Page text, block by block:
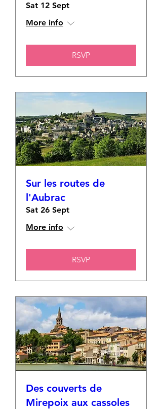
Sat 12 Sept
More info
RSVP
Sur les routes de
l'Aubrac
Sat 26 Sept
More info
RSVP
Des couverts de
Mirepoix aux cassoles